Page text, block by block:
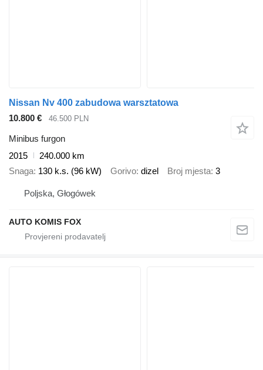
Nissan Nv 400 zabudowa warsztatowa
10.800 €
46.500 PLN
Minibus furgon
2015
240.000 km
Snaga 130 k.s. (96 kW) Gorivo dizel Broj mjesta 3
Poljska, Głogówek
AUTO KOMIS FOX